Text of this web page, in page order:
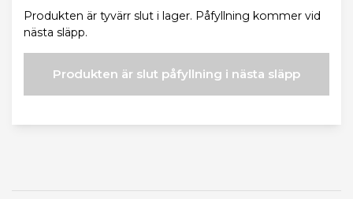
Produkten är tyvärr slut i lager. Påfyllning kommer vid
nästa släpp.
Produkten är slut påfyllning i nästa släpp